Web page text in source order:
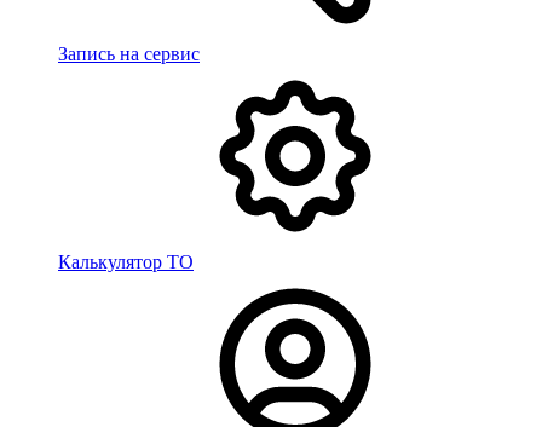
Запись на сервис
Калькулятор ТО